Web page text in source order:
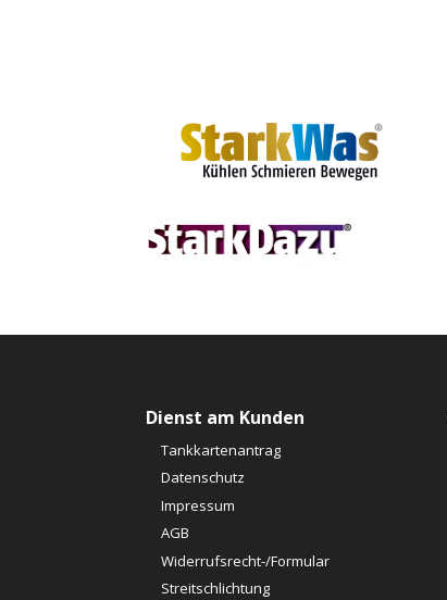
Dienst am Kunden
Tankkartenantrag
Datenschutz
Impressum
AGB
Widerrufsrecht-/Formular
Streitschlichtung